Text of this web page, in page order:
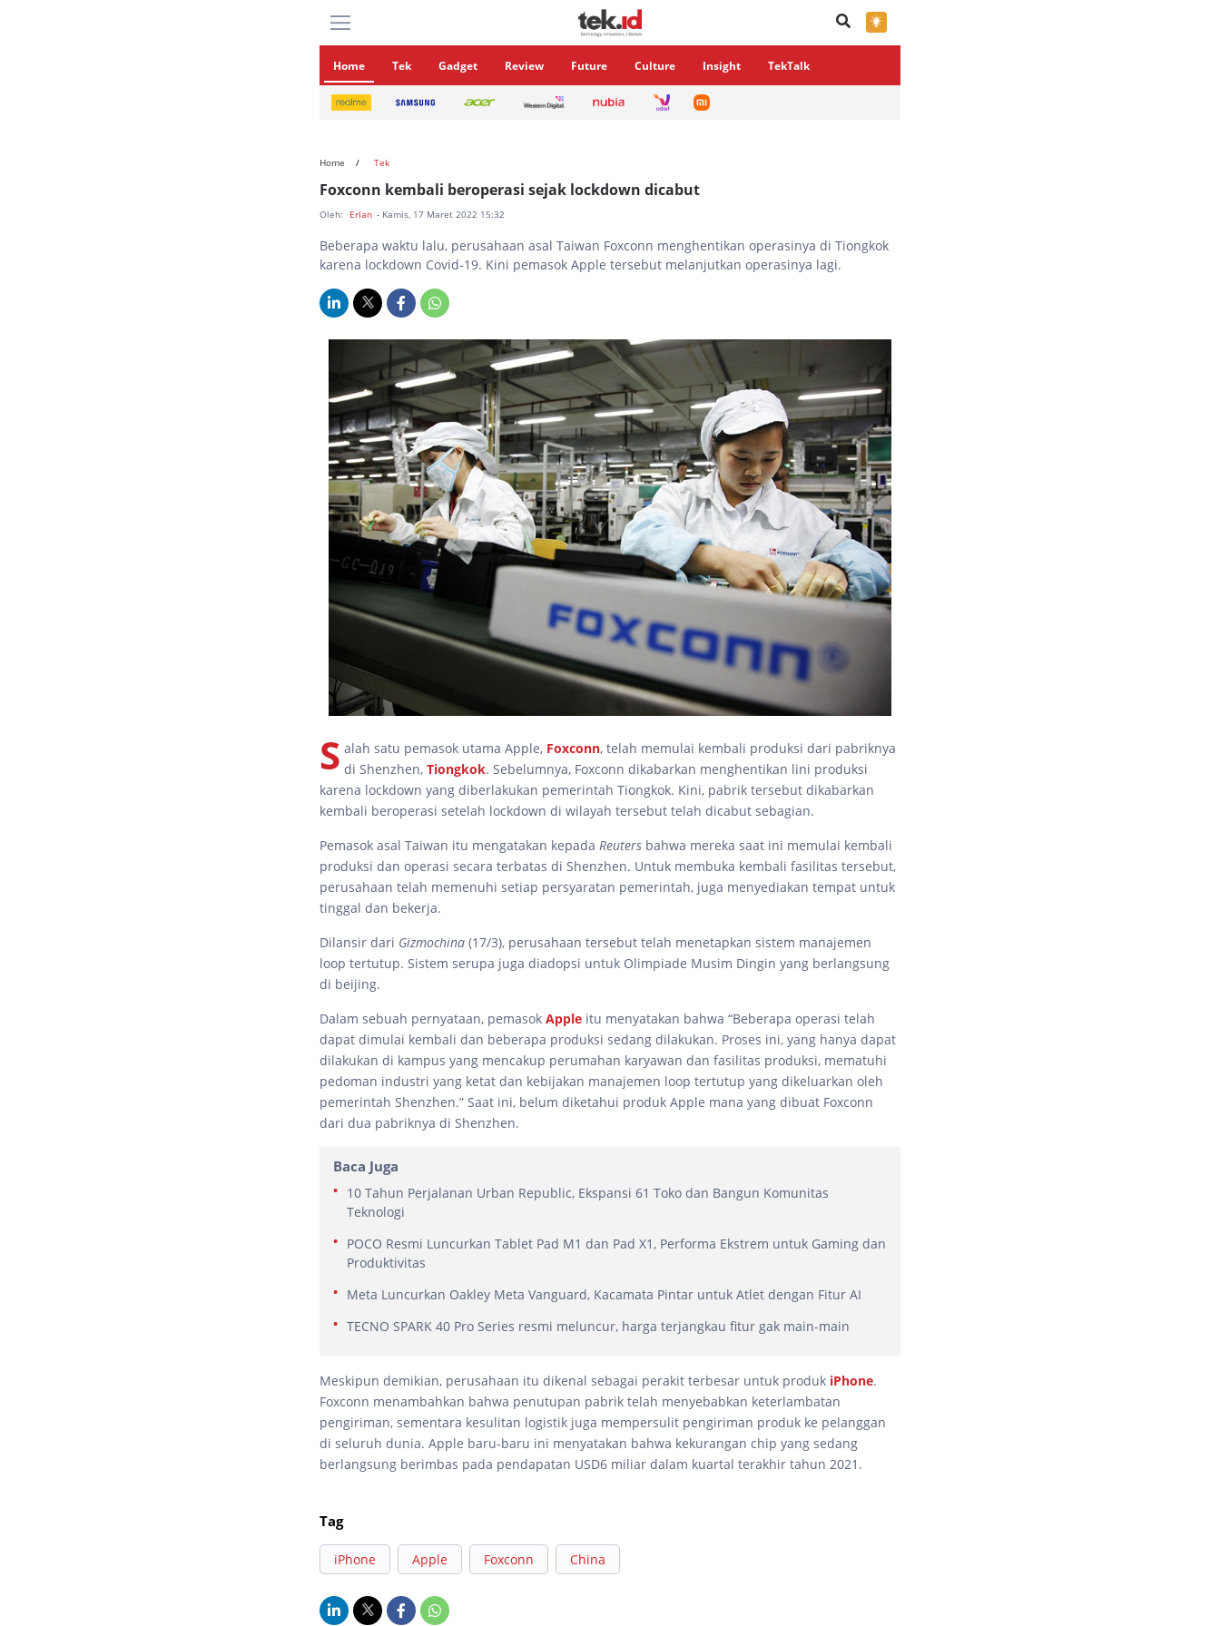
×
Home Tek Gadget Review Future Culture Insight TekTalk
Home Tek
Foxconn kembali beroperasi sejak lockdown dicabut
Oleh: Erlan - Kamis, 17 Maret 2022 15:32
Beberapa waktu lalu, perusahaan asal Taiwan Foxconn menghentikan operasinya di Tiongkok
karena lockdown Covid-19. Kini pemasok Apple tersebut melanjutkan operasinya lagi.
S alah satu pemasok utama Apple, Foxconn, telah memulai kembali produksi dari pabriknya
di Shenzhen, Tiongkok. Sebelumnya, Foxconn dikabarkan menghentikan lini produksi
karena lockdown yang diberlakukan pemerintah Tiongkok. Kini, pabrik tersebut dikabarkan
kembali beroperasi setelah lockdown di wilayah tersebut telah dicabut sebagian.
Pemasok asal Taiwan itu mengatakan kepada Reuters bahwa mereka saat ini memulai kembali
produksi dan operasi secara terbatas di Shenzhen. Untuk membuka kembali fasilitas tersebut,
perusahaan telah memenuhi setiap persyaratan pemerintah, juga menyediakan tempat untuk
tinggal dan bekerja.
Dilansir dari Gizmochina (17/3), perusahaan tersebut telah menetapkan sistem manajemen
loop tertutup. Sistem serupa juga diadopsi untuk Olimpiade Musim Dingin yang berlangsung
di beijing.
Dalam sebuah pernyataan, pemasok Apple itu menyatakan bahwa “Beberapa operasi telah
dapat dimulai kembali dan beberapa produksi sedang dilakukan. Proses ini, yang hanya dapat
dilakukan di kampus yang mencakup perumahan karyawan dan fasilitas produksi, mematuhi
pedoman industri yang ketat dan kebijakan manajemen loop tertutup yang dikeluarkan oleh
pemerintah Shenzhen.” Saat ini, belum diketahui produk Apple mana yang dibuat Foxconn
dari dua pabriknya di Shenzhen.
Baca Juga
10 Tahun Perjalanan Urban Republic, Ekspansi 61 Toko dan Bangun Komunitas
Teknologi
POCO Resmi Luncurkan Tablet Pad M1 dan Pad X1, Performa Ekstrem untuk Gaming dan
Produktivitas
Meta Luncurkan Oakley Meta Vanguard, Kacamata Pintar untuk Atlet dengan Fitur AI
TECNO SPARK 40 Pro Series resmi meluncur, harga terjangkau fitur gak main-main
Meskipun demikian, perusahaan itu dikenal sebagai perakit terbesar untuk produk iPhone.
Foxconn menambahkan bahwa penutupan pabrik telah menyebabkan keterlambatan
pengiriman, sementara kesulitan logistik juga mempersulit pengiriman produk ke pelanggan
di seluruh dunia. Apple baru-baru ini menyatakan bahwa kekurangan chip yang sedang
berlangsung berimbas pada pendapatan USD6 miliar dalam kuartal terakhir tahun 2021.
Tag
iPhone Apple Foxconn China